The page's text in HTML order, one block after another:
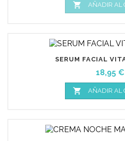
 AÑADIR AL
SERUM FACIAL
Precio
18,95 €
 AÑADIR AL